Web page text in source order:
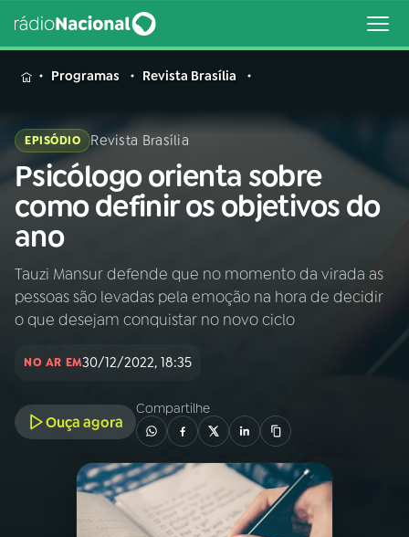
MENU
Buscar
na
Rádio
Nacional
Buscar
AO VIVO
INÍCIO
PROGRAMAS
Programas Revista Brasília
EPISÓDIO Revista Brasília
Psicólogo orienta sobre
como definir os objetivos do
ano
Tauzi Mansur defende que no momento da virada as
pessoas são levadas pela emoção na hora de decidir
o que desejam conquistar no novo ciclo
NO AR EM30/12/2022, 18:35
Ouça agora
Compartilhe